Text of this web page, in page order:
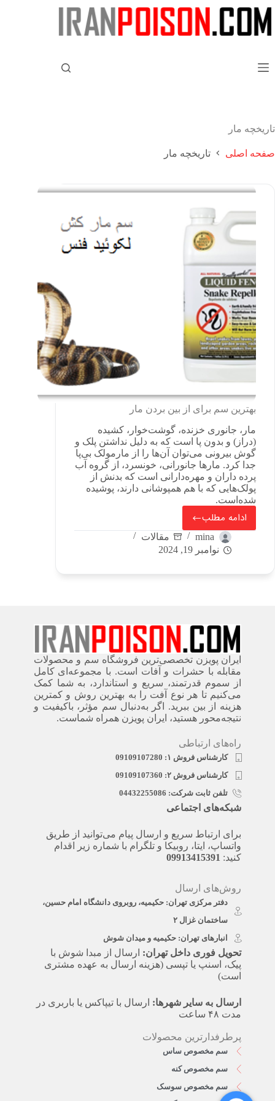
تاریخچه مار
صفحه اصلی تاریخچه مار
بهترین سم برای از بین بردن مار
مار، جانوری خزنده، گوشت‌خوار، کشیده
(دراز) و بدون پا است که به دلیل نداشتن پلک و
گوش بیرونی می‌توان آن‌ها را از مارمولک بی‌پا
جدا کرد. مارها جانورانی، خونسرد، از گروه آب
پرده داران و مهره‌دارانی است که بدنش از
پولک‌هایی که با هم همپوشانی دارند، پوشیده
شده‌است.
ادامه مطلب
mina
مقالات
نوامبر 19, 2024
ایران پویزن تخصصی‌ترین فروشگاه سم و محصولات
مقابله با حشرات و آفات است. با مجموعه‌ای کامل
از سموم قدرتمند، سریع‌ و استاندارد، به شما کمک
می‌کنیم تا هر نوع آفت را به بهترین روش و کمترین
هزینه از بین ببرید. اگر به‌دنبال سم مؤثر، باکیفیت و
نتیجه‌محور هستید، ایران پویزن همراه شماست.
راه‌های ارتباطی
کارشناس فروش ۱: 09109107280
کارشناس فروش ۲: 09109107360
تلفن ثابت شرکت: 04432255086
شبکه‌های اجتماعی
برای ارتباط سریع و ارسال پیام می‌توانید از طریق
واتساپ، ایتا، روبیکا و تلگرام با شماره زیر اقدام
کنید: 09913415391
روش‌های ارسال
دفتر مرکزی تهران: حکیمیه، روبروی دانشگاه امام حسین،
ساختمان غزال ۲
انبارهای تهران: حکیمیه و میدان شوش
تحویل فوری داخل تهران: ارسال از مبدا شوش با
پیک، اسنپ یا تپسی (هزینه ارسال به عهده مشتری
است)
ارسال به سایر شهرها: ارسال با تیپاکس یا باربری در
مدت ۴۸ ساعت
پرطرفدارترین محصولات
سم مخصوص ساس
سم مخصوص کنه
سم مخصوص سوسک